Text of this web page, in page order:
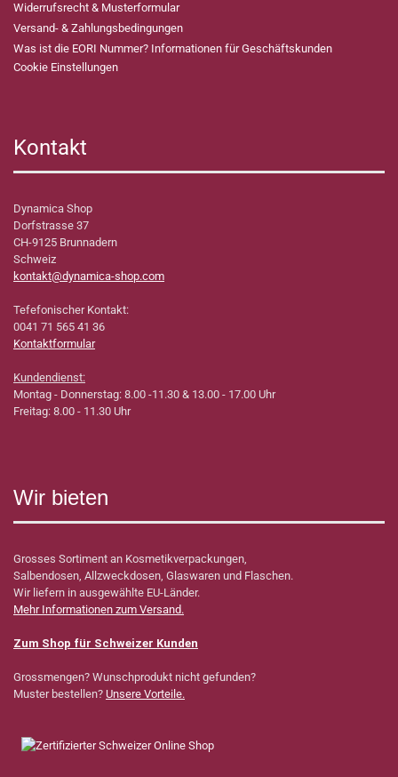
Widerrufsrecht & Musterformular
Versand- & Zahlungsbedingungen
Was ist die EORI Nummer? Informationen für Geschäftskunden
Cookie Einstellungen
Kontakt
Dynamica Shop
Dorfstrasse 37
CH-9125 Brunnadern
Schweiz
kontakt@dynamica-shop.com
Tefefonischer Kontakt:
0041 71 565 41 36
Kontaktformular
Kundendienst:
Montag - Donnerstag: 8.00 -11.30 & 13.00 - 17.00 Uhr
Freitag: 8.00 - 11.30 Uhr
Wir bieten
Grosses Sortiment an Kosmetikverpackungen,
Salbendosen, Allzweckdosen, Glaswaren und Flaschen.
Wir liefern in ausgewählte EU-Länder.
Mehr Informationen zum Versand.
Zum Shop für Schweizer Kunden
Grossmengen? Wunschprodukt nicht gefunden?
Muster bestellen? Unsere Vorteile.